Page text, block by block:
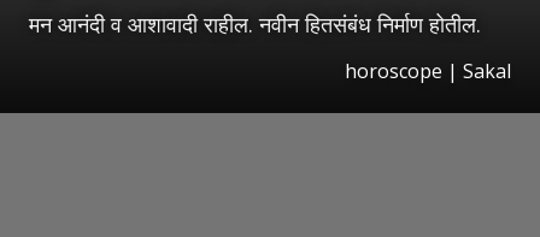
मन आनंदी व आशावादी राहील. नवीन हितसंबंध निर्माण होतील.
horoscope | Sakal